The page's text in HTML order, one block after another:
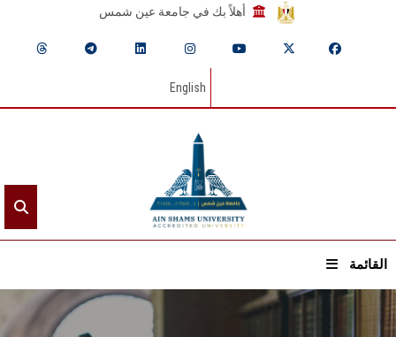
أهلاً بك في جامعة عين شمس
English
القائمة
الرئيسيـة